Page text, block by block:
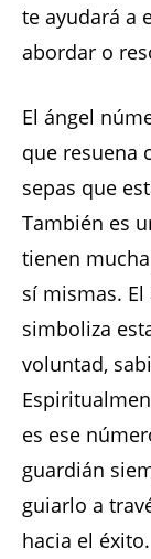
te ayudará a
abordar o
El ángel
que resuena
sepas que
También es
tienen
sí mismas.
simboliza
voluntad,
es ese
guardián
guiarlo a
hacia el éxito.